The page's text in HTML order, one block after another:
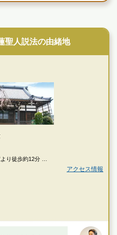
聖人説法の由緒地
り徒歩約12分
南京急バス「新逗子行き」乗車、「大
」より約15分
アクセス情報